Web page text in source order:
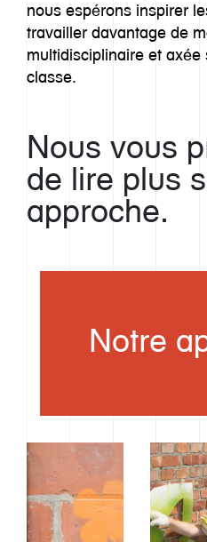
nous espérons inspirer
travailler davantage de
multidisciplinaire et
classe.
Nous vous
de lire plus
approche.
Notre